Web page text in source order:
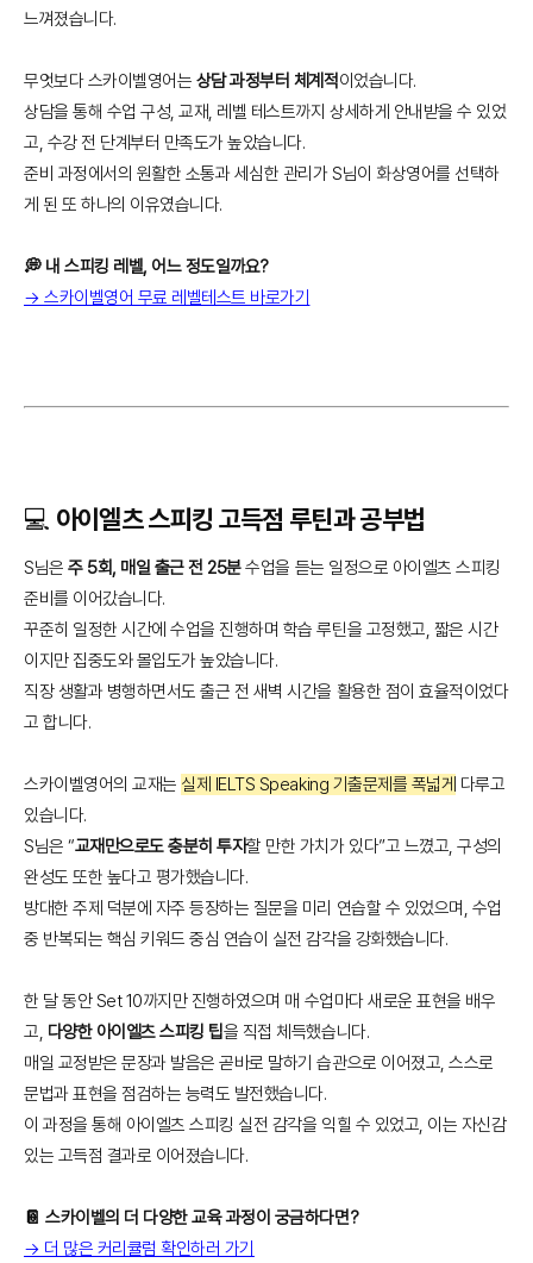
느껴졌습니다.
무엇보다 스카이벨영어는 상담 과정부터 체계적이었습니다.
상담을 통해 수업 구성, 교재, 레벨 테스트까지 상세하게 안내받을 수 있었
고, 수강 전 단계부터 만족도가 높았습니다.
준비 과정에서의 원활한 소통과 세심한 관리가 S님이 화상영어를 선택하
게 된 또 하나의 이유였습니다.
💭 내 스피킹 레벨, 어느 정도일까요?
→ 스카이벨영어 무료 레벨테스트 바로가기
💻 아이엘츠 스피킹 고득점 루틴과 공부법
S님은주 5회, 매일 출근 전 25분수업을 듣는 일정으로 아이엘츠 스피킹
준비를 이어갔습니다.
꾸준히 일정한 시간에 수업을 진행하며 학습 루틴을 고정했고, 짧은 시간
이지만 집중도와 몰입도가 높았습니다.
직장 생활과 병행하면서도 출근 전 새벽 시간을 활용한 점이 효율적이었다
고 합니다.
스카이벨영어의 교재는 실제 IELTS Speaking 기출문제를 폭넓게 다루고
있습니다.
S님은 “교재만으로도 충분히 투자할 만한 가치가 있다”고 느꼈고, 구성의
완성도 또한 높다고 평가했습니다.
방대한 주제 덕분에 자주 등장하는 질문을 미리 연습할 수 있었으며, 수업
중 반복되는 핵심 키워드 중심 연습이 실전 감각을 강화했습니다.
한 달 동안 Set 10까지만 진행하였으며 매 수업마다 새로운 표현을 배우
고, 다양한 아이엘츠 스피킹 팁을 직접 체득했습니다.
매일 교정받은 문장과 발음은 곧바로 말하기 습관으로 이어졌고, 스스로
문법과 표현을 점검하는 능력도 발전했습니다.
이 과정을 통해 아이엘츠 스피킹 실전 감각을 익힐 수 있었고, 이는 자신감
있는 고득점 결과로 이어졌습니다.
📔 스카이벨의 더 다양한 교육 과정이 궁금하다면?
→ 더 많은 커리큘럼 확인하러 가기